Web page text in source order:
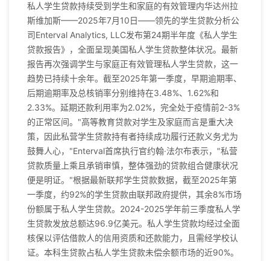
私人学生贷款持续受到学生和家庭的有效管理内华达州拉
斯维加斯——2025年7月10日——领先的学生贷款分析公
司Enterval Analytics, LLC发布第24期半年度《私人学生
贷款报告》，全面呈现美国私人学生贷款整体状况。最新
报告再次强调学生与家庭正有效管理私人学生贷款，这一
趋势已持续十余年。截至2025年第一季度，早期逾期率、
后期逾期率及总核销率分别维持在3.48%、1.62%和
2.33%。延期还款利用率为2.02%，完全处于疫情前2-3%
的正常区间。"高等教育贷款对学生及家庭而言是重大决
策，因此私营学生贷款持有者持续成功履行还款义务尤为
鼓舞人心，"Enterval首席执行官约翰·法尔布表示，"私营
贷款质量上乘且承销审慎，整体强劲的贷款组合健康状况
便是明证。"根据最新联邦学生贷款数据，截至2025年第
一季度，约92%的学生贷款由联邦政府提供，其余8%市场
份额属于私人学生贷款。2024-2025学年前三季度私人学
生贷款发放总额达96.9亿美元。私人学生贷款均经过全面
核保以评估借款人的信用资质和还款能力，且需经学校认
证。本科生贷款占私人学生贷款未偿余额市场的近90%。